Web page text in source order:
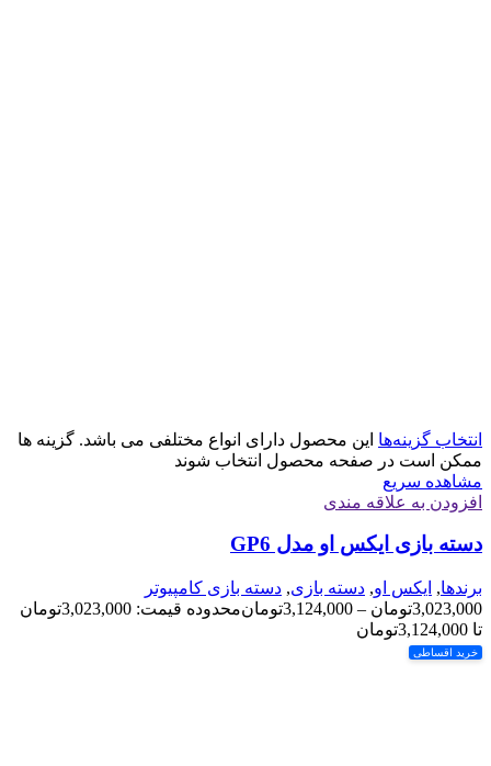
انتخاب گزینه‌ها این محصول دارای انواع مختلفی می باشد. گزینه ها
ممکن است در صفحه محصول انتخاب شوند
مشاهده سریع
افزودن به علاقه مندی
دسته بازی ایکس او مدل GP6
برندها, ایکس او, دسته بازی, دسته بازی کامپیوتر
3,023,000تومان –
3,124,000تومان
محدوده قیمت: 3,023,000تومان
تا 3,124,000تومان
خرید اقساطی